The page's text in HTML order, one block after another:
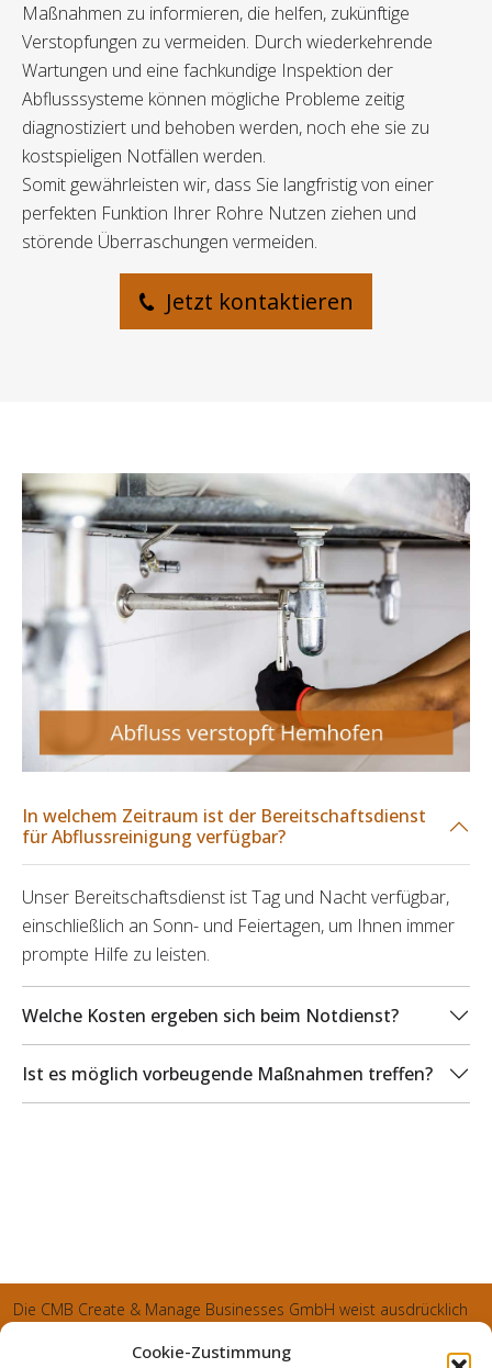
Cookie-Zustimmung
Maßnahmen zu informieren, die helfen, zukünftige
Verstopfungen zu vermeiden. Durch wiederkehrende
Wartungen und eine fachkundige Inspektion der
Abflusssysteme können mögliche Probleme zeitig
diagnostiziert und behoben werden, noch ehe sie zu
kostspieligen Notfällen werden.
Somit gewährleisten wir, dass Sie langfristig von einer
perfekten Funktion Ihrer Rohre Nutzen ziehen und
störende Überraschungen vermeiden.
Jetzt kontaktieren
In welchem Zeitraum ist der Bereitschaftsdienst
für Abflussreinigung verfügbar?
Unser Bereitschaftsdienst ist Tag und Nacht verfügbar,
einschließlich an Sonn- und Feiertagen, um Ihnen immer
prompte Hilfe zu leisten.
Welche Kosten ergeben sich beim Notdienst?
Ist es möglich vorbeugende Maßnahmen treffen?
Die CMB Create & Manage Businesses GmbH weist ausdrücklich